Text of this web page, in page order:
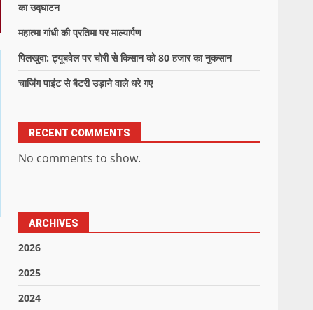
का उद्घाटन
महात्मा गांधी की प्रतिमा पर माल्यार्पण
पिलखुवा: ट्यूबवेल पर चोरी से किसान को 80 हजार का नुकसान
चार्जिंग पाइंट से बैटरी उड़ाने वाले धरे गए
RECENT COMMENTS
No comments to show.
ARCHIVES
2026
2025
2024